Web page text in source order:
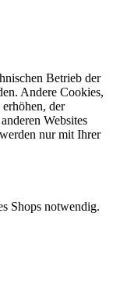
Betrieb der
Andere Cookies,
der
Websites
nur mit Ihrer
Shops notwendig.